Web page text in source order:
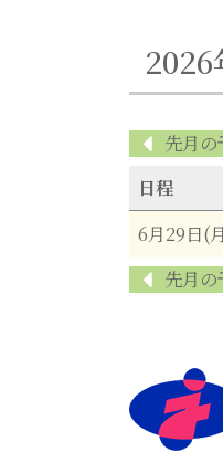
先月の
日程
6月29日(
先月の